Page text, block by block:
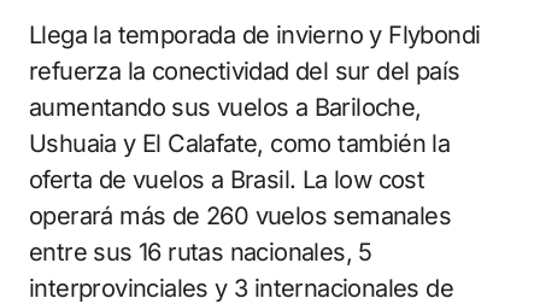
Llega la temporada de invierno y Flybondi
refuerza la conectividad del sur del país
aumentando sus vuelos a Bariloche,
Ushuaia y El Calafate, como también la
oferta de vuelos a Brasil. La low cost
operará más de 260 vuelos semanales
entre sus 16 rutas nacionales, 5
interprovinciales y 3 internacionales de